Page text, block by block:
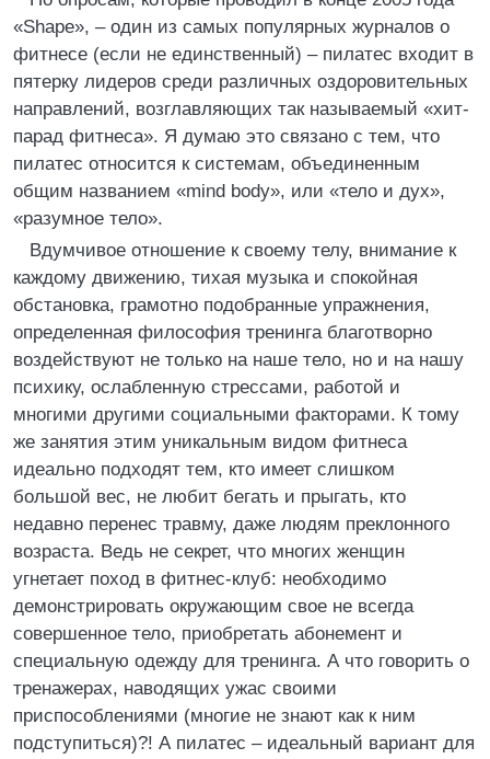
«Shape», – один из самых популярных журналов о
фитнесе (если не единственный) – пилатес входит в
пятерку лидеров среди различных оздоровительных
направлений, возглавляющих так называемый «хит-
парад фитнеса». Я думаю это связано с тем, что
пилатес относится к системам, объединенным
общим названием «mind body», или «тело и дух»,
«разумное тело».
Вдумчивое отношение к своему телу, внимание к
каждому движению, тихая музыка и спокойная
обстановка, грамотно подобранные упражнения,
определенная философия тренинга благотворно
воздействуют не только на наше тело, но и на нашу
психику, ослабленную стрессами, работой и
многими другими социальными факторами. К тому
же занятия этим уникальным видом фитнеса
идеально подходят тем, кто имеет слишком
большой вес, не любит бегать и прыгать, кто
недавно перенес травму, даже людям преклонного
возраста. Ведь не секрет, что многих женщин
угнетает поход в фитнес-клуб: необходимо
демонстрировать окружающим свое не всегда
совершенное тело, приобретать абонемент и
специальную одежду для тренинга. А что говорить о
тренажерах, наводящих ужас своими
приспособлениями (многие не знают как к ним
подступиться)?! А пилатес – идеальный вариант для